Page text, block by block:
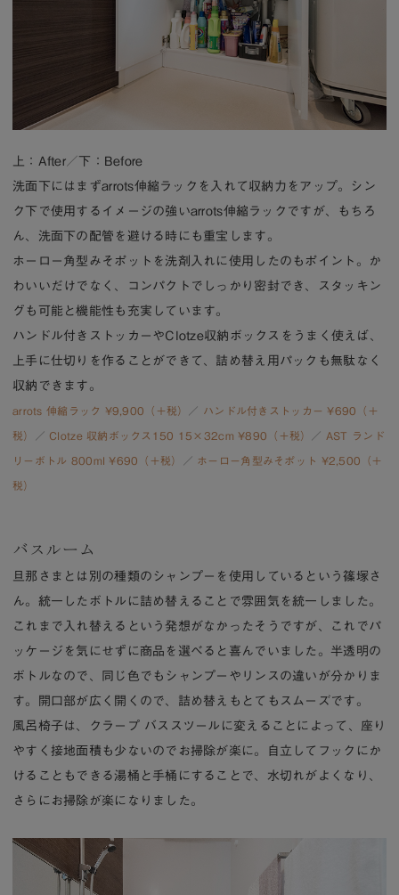
上：After／下：Before
洗面下にはまずarrots伸縮ラックを入れて収納力をアップ。シン
ク下で使用するイメージの強いarrots伸縮ラックですが、もちろ
ん、洗面下の配管を避ける時にも重宝します。
ホーロー角型みそポットを洗剤入れに使用したのもポイント。か
わいいだけでなく、コンパクトでしっかり密封でき、スタッキン
グも可能と機能性も充実しています。
ハンドル付きストッカーやClotze収納ボックスをうまく使えば、
上手に仕切りを作ることができて、詰め替え用パックも無駄なく
収納できます。
arrots 伸縮ラック ¥9,900（＋税） ／ ハンドル付きストッカー ¥690（＋
税） ／ Clotze 収納ボックス150 15×32cm ¥890（＋税） ／ AST ランド
リーボトル 800ml ¥690（＋税） ／ ホーロー角型みそポット ¥2,500（＋
税）
バスルーム
旦那さまとは別の種類のシャンプーを使用しているという篠塚さ
ん。統一したボトルに詰め替えることで雰囲気を統一しました。
これまで入れ替えるという発想がなかったそうですが、これでパ
ッケージを気にせずに商品を選べると喜んでいました。半透明の
ボトルなので、同じ色でもシャンプーやリンスの違いが分かりま
す。開口部が広く開くので、詰め替えもとてもスムーズです。
風呂椅子は、クラープ バススツールに変えることによって、座り
やすく接地面積も少ないのでお掃除が楽に。自立してフックにか
けることもできる湯桶と手桶にすることで、水切れがよくなり、
さらにお掃除が楽になりました。